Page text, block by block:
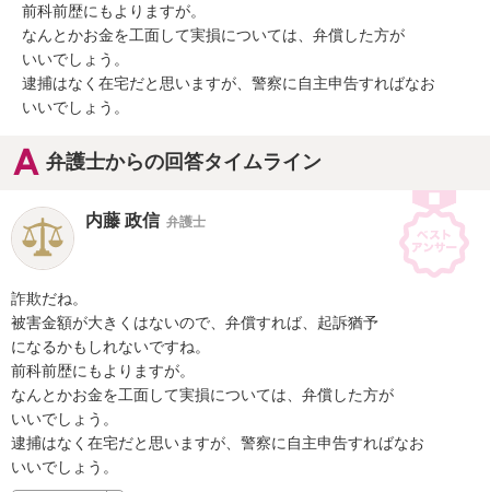
前科前歴にもよりますが。
なんとかお金を工面して実損については、弁償した方が
いいでしょう。
逮捕はなく在宅だと思いますが、警察に自主申告すればなお
いいでしょう。
弁護士からの回答タイムライン
内藤 政信 弁護士
詐欺だね。
被害金額が大きくはないので、弁償すれば、起訴猶予
になるかもしれないですね。
前科前歴にもよりますが。
なんとかお金を工面して実損については、弁償した方が
いいでしょう。
逮捕はなく在宅だと思いますが、警察に自主申告すればなお
いいでしょう。